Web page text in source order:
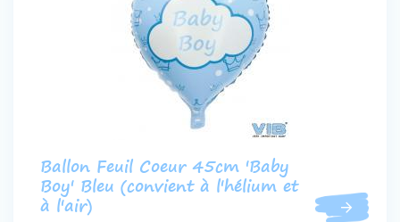
Ballon Feuil Coeur 45cm 'Baby
Boy' Bleu (convient à l'hélium et
à l'air)